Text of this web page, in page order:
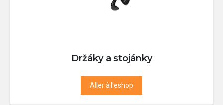
Držáky a stojánky
Aller à l'eshop